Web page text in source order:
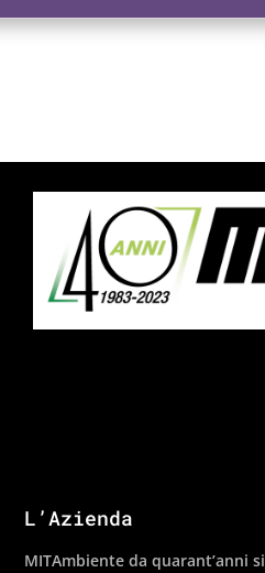
L’Azienda
MITAmbiente da quarant’anni si